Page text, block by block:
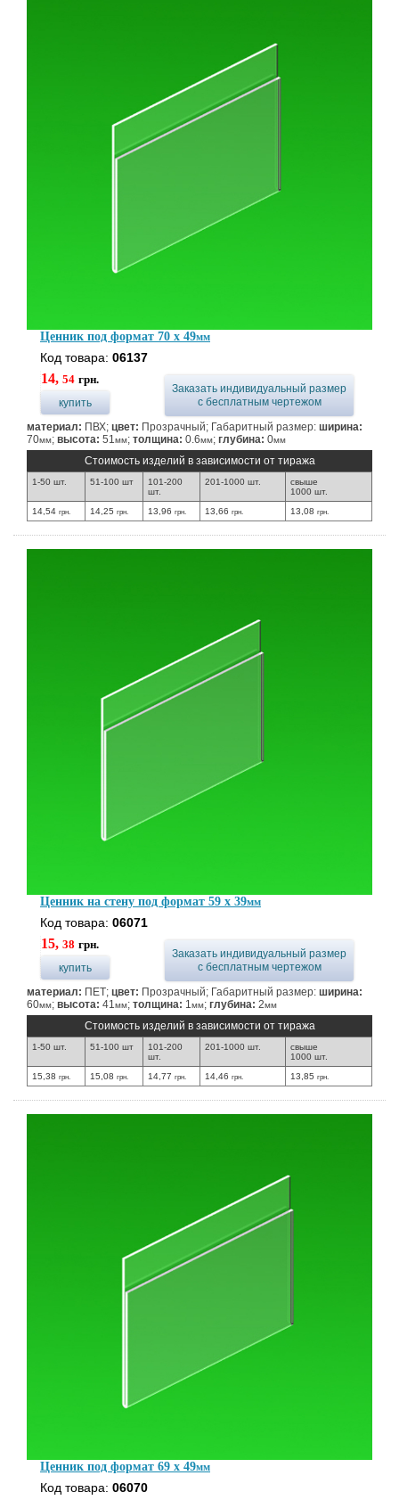
Ценник под формат 70 x 49мм
Код товара: 06137
14, 54 грн.
купить
Заказать индивидуальный размер
с бесплатным чертежом
материал: ПВХ; цвет: Прозрачный; Габаритный размер: ширина:
70мм; высота: 51 мм; толщина: 0.6мм; глубина: 0мм
Стоимость изделий в зависимости от тиража
1-50 шт. 51-100 шт
101-200
шт.
201-1000 шт.
свыше
1000 шт.
14,54 грн. 14,25грн. 13,96 грн. 13,66 грн. 13,08грн.
Ценник на стену под формат 59 x 39мм
Код товара: 06071
15, 38 грн.
купить
Заказать индивидуальный размер
с бесплатным чертежом
материал: ПЕТ; цвет: Прозрачный; Габаритный размер: ширина:
60мм; высота: 41 мм; толщина: 1 мм; глубина: 2мм
Стоимость изделий в зависимости от тиража
1-50 шт. 51-100 шт
101-200
шт.
201-1000 шт.
свыше
1000 шт.
15,38 грн. 15,08грн. 14,77 грн. 14,46 грн. 13,85грн.
Ценник под формат 69 x 49мм
Код товара: 06070